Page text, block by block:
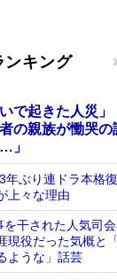
ンキング
いで起きた人災
の親族が慟哭の
」
年ぶり連ドラ本格
上々な理由
を干された人気司
現役だった気概と
ような」話芸